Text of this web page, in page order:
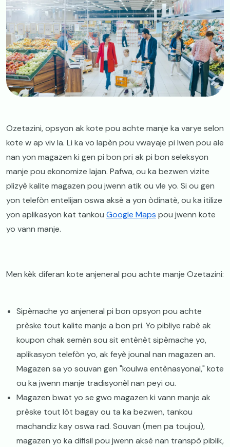
Ozetazini, opsyon ak kote pou achte manje ka varye selon
kote w ap viv la. Li ka vo lapèn pou vwayaje pi lwen pou ale
nan yon magazen ki gen pi bon pri ak pi bon seleksyon
manje pou ekonomize lajan. Pafwa, ou ka bezwen vizite
plizyè kalite magazen pou jwenn atik ou vle yo. Si ou gen
yon telefòn entelijan oswa aksè a yon òdinatè, ou ka itilize
yon aplikasyon kat tankou Google Maps pou jwenn kote
yo vann manje.
Men kèk diferan kote anjeneral pou achte manje Ozetazini:
Sipèmache yo anjeneral pi bon opsyon pou achte
prèske tout kalite manje a bon pri. Yo pibliye rabè ak
koupon chak semèn sou sit entènèt sipèmache yo,
aplikasyon telefòn yo, ak feyè jounal nan magazen an.
Magazen sa yo souvan gen "koulwa entènasyonal," kote
ou ka jwenn manje tradisyonèl nan peyi ou.
Magazen bwat yo se gwo magazen ki vann manje ak
prèske tout lòt bagay ou ta ka bezwen, tankou
machandiz kay oswa rad. Souvan (men pa toujou),
magazen yo ka difisil pou jwenn aksè nan transpò piblik,